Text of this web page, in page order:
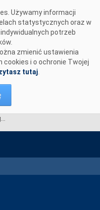
Używamy informacji
statystycznych oraz w
potrzeb
zmienić ustawienia
cookies i o ochronie Twojej
tutaj
Szczegółowy harmonogram certyfikacji do aukcji dogrywkowej na rok dostaw 2029